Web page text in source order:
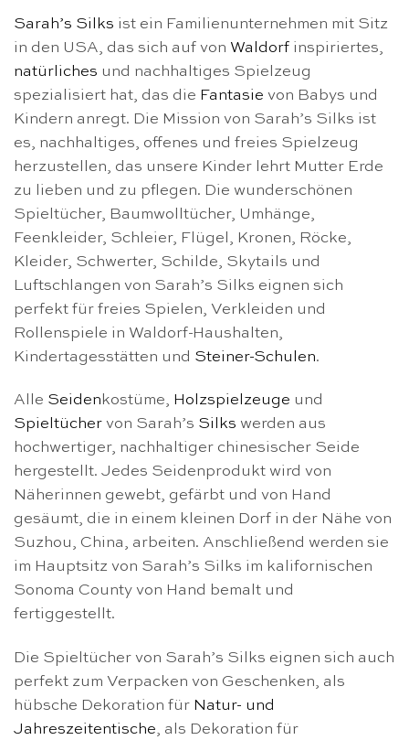
Sarah’s Silks ist ein Familienunternehmen mit Sitz
in den USA, das sich auf von Waldorf inspiriertes,
natürliches und nachhaltiges Spielzeug
spezialisiert hat, das die Fantasie von Babys und
Kindern anregt. Die Mission von Sarah’s Silks ist
es, nachhaltiges, offenes und freies Spielzeug
herzustellen, das unsere Kinder lehrt Mutter Erde
zu lieben und zu pflegen. Die wunderschönen
Spieltücher, Baumwolltücher, Umhänge,
Feenkleider, Schleier, Flügel, Kronen, Röcke,
Kleider, Schwerter, Schilde, Skytails und
Luftschlangen von Sarah’s Silks eignen sich
perfekt für freies Spielen, Verkleiden und
Rollenspiele in Waldorf-Haushalten,
Kindertagesstätten und Steiner-Schulen.
Alle Seiden kostüme, Holzspielzeuge und
Spieltücher von Sarah’s Silks werden aus
hochwertiger, nachhaltiger chinesischer Seide
hergestellt. Jedes Seidenprodukt wird von
Näherinnen gewebt, gefärbt und von Hand
gesäumt, die in einem kleinen Dorf in der Nähe von
Suzhou, China, arbeiten. Anschließend werden sie
im Hauptsitz von Sarah’s Silks im kalifornischen
Sonoma County von Hand bemalt und
fertiggestellt.
Die Spieltücher von Sarah’s Silks eignen sich auch
perfekt zum Verpacken von Geschenken, als
hübsche Dekoration für Natur- und
Jahreszeitentische, als Dekoration für